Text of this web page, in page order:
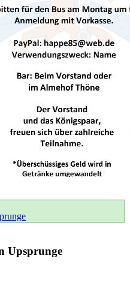
Upsprunge